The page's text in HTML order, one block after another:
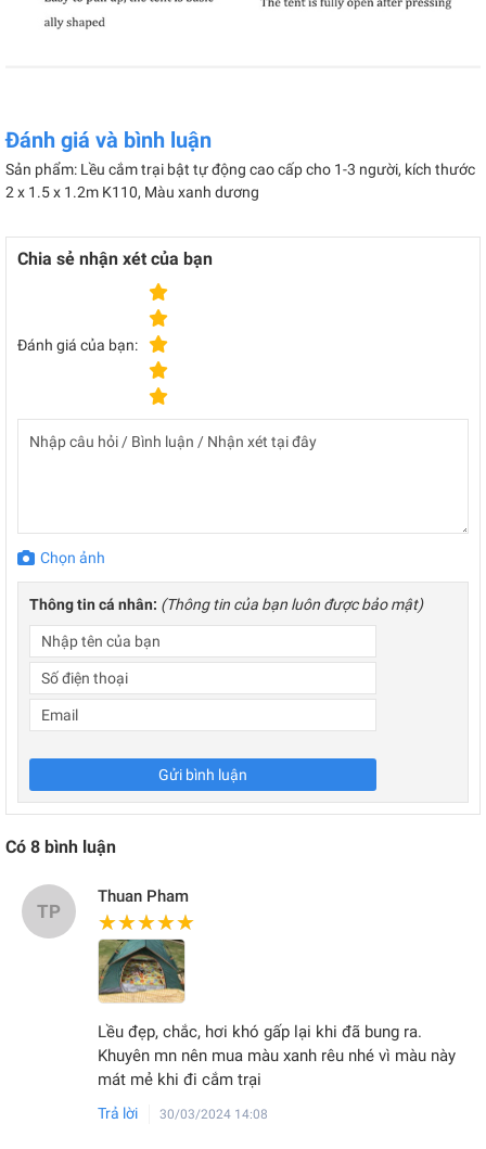
Đánh giá và bình luận
Sản phẩm: Lều cắm trại bật tự động cao cấp cho 1-3 người, kích thước
2 x 1.5 x 1.2m K110, Màu xanh dương
Chia sẻ nhận xét của bạn
Đánh giá của bạn:
Chọn ảnh
Thông tin cá nhân: (Thông tin của bạn luôn được bảo mật)
Gửi bình luận
Có 8 bình luận
TP
Thuan Pham
★★★★★
★★★★★
Lều đẹp, chắc, hơi khó gấp lại khi đã bung ra.
Khuyên mn nên mua màu xanh rêu nhé vì màu này
mát mẻ khi đi cắm trại
Trả lời 30/03/2024 14:08